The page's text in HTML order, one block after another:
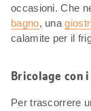
occasioni. Che
bagno, una
calamite per il
Bricolage con
Per trascorrere